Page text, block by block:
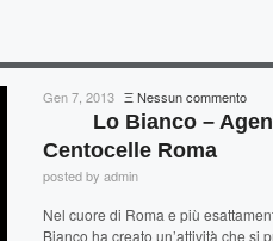
Gen 7, 2013 ΞNessun commentosu
Lo
Lo Bianco –
Centocelle Roma
posted by admin
Nel cuore di Roma e più
Bianco ha creato un’attività che si